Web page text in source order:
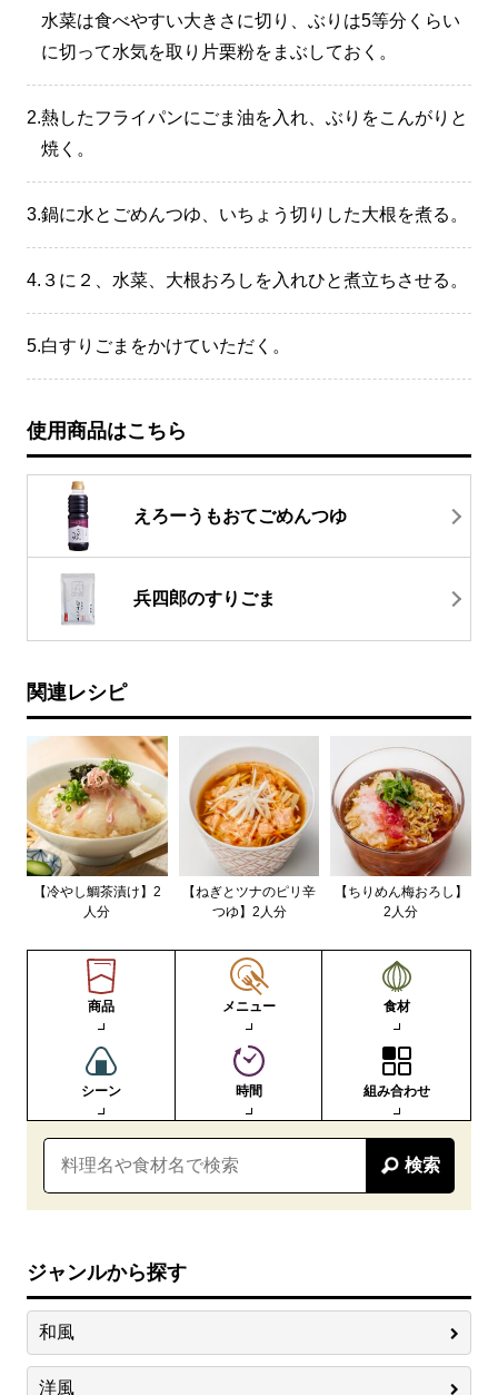
水菜は食べやすい大きさに切り、ぶりは5等分くらい
に切って水気を取り片栗粉をまぶしておく。
2.熱したフライパンにごま油を入れ、ぶりをこんがりと
焼く。
3.鍋に水とごめんつゆ、いちょう切りした大根を煮る。
4. ３に２、水菜、大根おろしを入れひと煮立ちさせる。
5.白すりごまをかけていただく。
使用商品はこちら
えろーうもおてごめんつゆ
兵四郎のすりごま
関連レシピ
【冷やし鯛茶漬け】2
人分
【ねぎとツナのピリ辛
つゆ】2人分
【ちりめん梅おろし】
2人分
商品 メニュー 食材
シーン 時間 組み合わせ
検索
ジャンルから探す
和風
洋風